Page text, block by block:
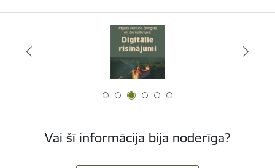
Vai šī informācija bija noderīga?